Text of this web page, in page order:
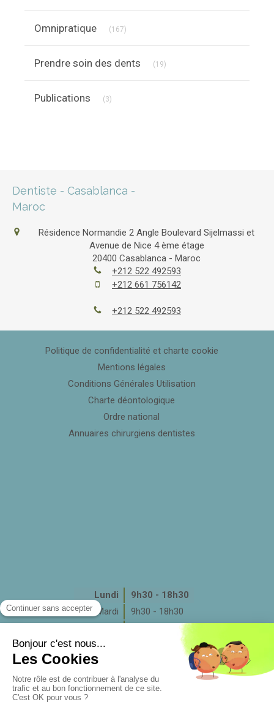
Omnipratique (167)
Prendre soin des dents (19)
Publications (3)
Dentiste - Casablanca -
Maroc
Résidence Normandie 2 Angle Boulevard Sijelmassi et
Avenue de Nice 4 ème étage
20400 Casablanca - Maroc
+212 522 492593
+212 661 756142
+212 522 492593
Politique de confidentialité et charte cookie
Mentions légales
Conditions Générales Utilisation
Charte déontologique
Ordre national
Annuaires chirurgiens dentistes
Lundi
9h30 - 18h30
Mardi
9h30 - 18h30
9h30 - 17h30
Jeudi
9h30 - 18h30
Vendredi
Samedi
Fermé
Dimanche
Fermé